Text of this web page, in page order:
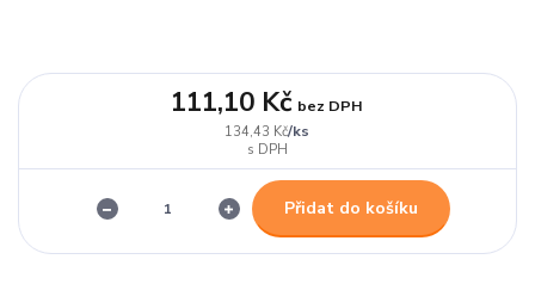
134,43 Kč/ks
111,10 Kč bez DPH
Přidat do košíku